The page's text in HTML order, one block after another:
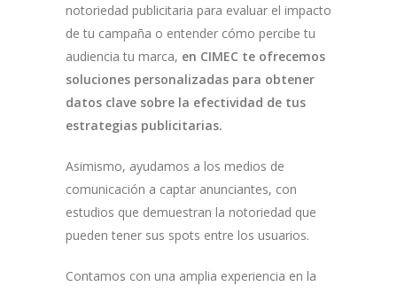
notoriedad publicitaria para evaluar el impacto
de tu campaña o entender cómo percibe tu
audiencia tu marca, en CIMEC te ofrecemos
soluciones personalizadas para obtener
datos clave sobre la efectividad de tus
estrategias publicitarias.
Asimismo, ayudamos a los medios de
comunicación a captar anunciantes, con
estudios que demuestran la notoriedad que
pueden tener sus spots entre los usuarios.
Contamos con una amplia experiencia en la